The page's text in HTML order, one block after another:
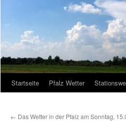
Startseite Pfalz Wetter
← Das Wetter in der Pfalz am Sonntag,